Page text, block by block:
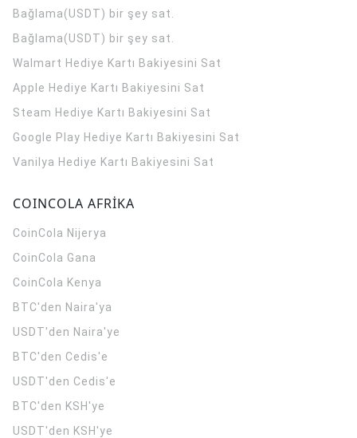
Bağlama(USDT) bir şey sat.
Bağlama(USDT) bir şey sat.
Walmart Hediye Kartı Bakiyesini Sat
Apple Hediye Kartı Bakiyesini Sat
Steam Hediye Kartı Bakiyesini Sat
Google Play Hediye Kartı Bakiyesini Sat
Vanilya Hediye Kartı Bakiyesini Sat
COINCOLA AFRİKA
CoinCola Nijerya
CoinCola Gana
CoinCola Kenya
BTC'den Naira'ya
USDT'den Naira'ye
BTC'den Cedis'e
USDT'den Cedis'e
BTC'den KSH'ye
USDT'den KSH'ye